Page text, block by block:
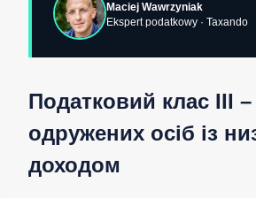
Maciej Wawrzyniak
Ekspert podatkowy · Taxando
Податковий клас III
одружених осіб із
доходом